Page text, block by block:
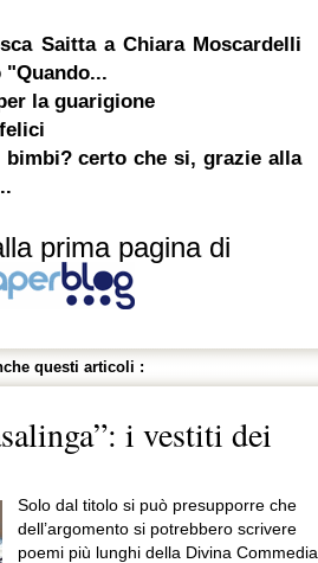
Saitta a Chiara Moscardelli
la guarigione
bimbi? certo che si, grazie alla
prima pagina di
questi articoli :
i vestiti dei
Solo dal titolo si può presupporre che
dell’argomento si potrebbero scrivere
poemi più lunghi della Divina Commedia